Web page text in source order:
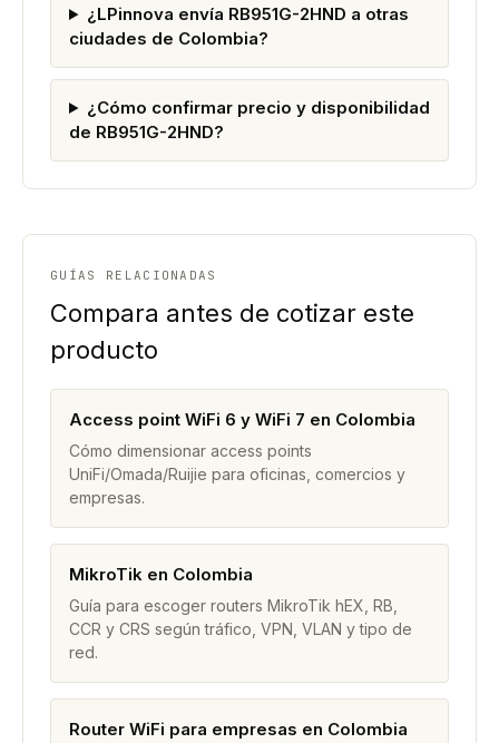
¿LPinnova envía RB951G-2HND a otras
ciudades de Colombia?
¿Cómo confirmar precio y disponibilidad
de RB951G-2HND?
GUÍAS RELACIONADAS
Compara antes de cotizar este
producto
Access point WiFi 6 y WiFi 7 en Colombia
Cómo dimensionar access points
UniFi/Omada/Ruijie para oficinas, comercios y
empresas.
MikroTik en Colombia
Guía para escoger routers MikroTik hEX, RB,
CCR y CRS según tráfico, VPN, VLAN y tipo de
red.
Router WiFi para empresas en Colombia